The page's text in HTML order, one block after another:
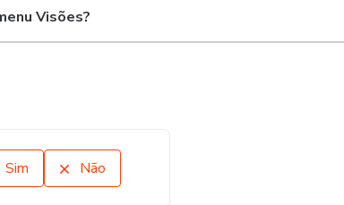
Visões?
Sim Não